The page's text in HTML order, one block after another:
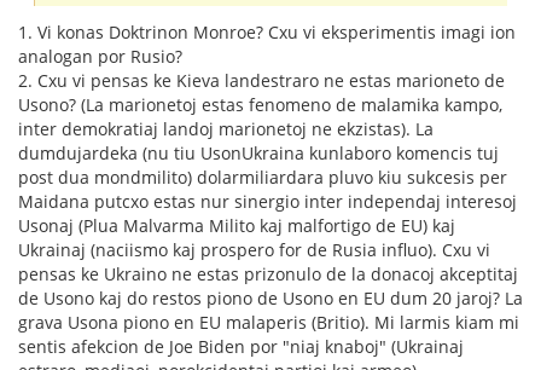
1. Vi konas Doktrinon Monroe? Cxu vi eksperimentis imagi ion
analogan por Rusio?
2. Cxu vi pensas ke Kieva landestraro ne estas marioneto de
Usono? (La marionetoj estas fenomeno de malamika kampo,
inter demokratiaj landoj marionetoj ne ekzistas). La
dumdujardeka (nu tiu UsonUkraina kunlaboro komencis tuj
post dua mondmilito) dolarmiliardara pluvo kiu sukcesis per
Maidana putcxo estas nur sinergio inter independaj interesoj
Usonaj (Plua Malvarma Milito kaj malfortigo de EU) kaj
Ukrainaj (naciismo kaj prospero for de Rusia influo). Cxu vi
pensas ke Ukraino ne estas prizonulo de la donacoj akceptitaj
de Usono kaj do restos piono de Usono en EU dum 20 jaroj? La
grava Usona piono en EU malaperis (Britio). Mi larmis kiam mi
sentis afekcion de Joe Biden por "niaj knaboj" (Ukrainaj